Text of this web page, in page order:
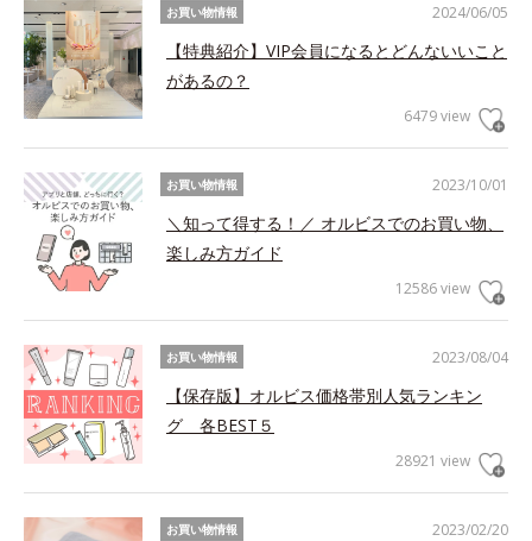
2024/06/05
お買い物情報
【特典紹介】VIP会員になるとどんないいこと
があるの？
6479 view
2023/10/01
お買い物情報
＼知って得する！／ オルビスでのお買い物、
楽しみ方ガイド
12586 view
2023/08/04
お買い物情報
【保存版】オルビス価格帯別人気ランキン
グ 各BEST５
28921 view
2023/02/20
お買い物情報